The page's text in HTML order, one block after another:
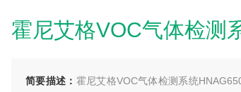
霍尼艾格VOC气体检测
简要描述： 霍尼艾格VOC气体检测系统